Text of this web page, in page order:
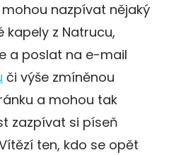
nazpívat nějaký
kapely z Natrucu,
a poslat na e-mail
či výše zmíněnou
a mohou tak
zazpívat si píseň
ten, kdo se opět